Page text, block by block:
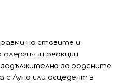
на ставите и
реакции.
за родените
с Луна или асцедент в